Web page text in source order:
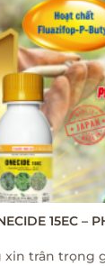
15EC –
xin trân trọng